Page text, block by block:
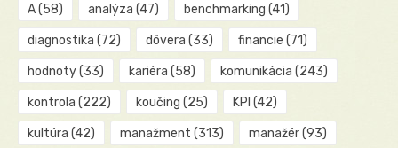
A(58) analýza (47) benchmarking (41)
diagnostika (72) dôvera (33) financie (71)
hodnoty(33) kariéra (58) komunikácia (243)
kontrola (222) koučing (25) KPI (42)
kultúra (42) manažment (313) manažér(93)